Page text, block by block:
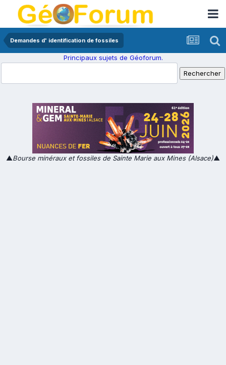
Demandes d' identification de fossiles
Principaux sujets de Géoforum.
▲Bourse minéraux et fossiles de Sainte Marie aux Mines (Alsace)▲